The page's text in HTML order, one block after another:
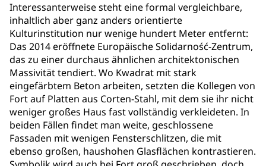
Interessanterweise steht eine formal vergleichbare,
inhaltlich aber ganz anders orientierte
Kulturinstitution nur wenige hundert Meter entfernt:
Das 2014 eröffnete Europäische Solidarność-Zentrum,
das zu einer durchaus ähnlichen architektonischen
Massivität tendiert. Wo Kwadrat mit stark
eingefärbtem Beton arbeiten, setzten die Kollegen von
Fort auf Platten aus Corten-Stahl, mit dem sie ihr nicht
weniger großes Haus fast vollständig verkleideten. In
beiden Fällen findet man weite, geschlossene
Fassaden mit wenigen Fensterschlitzen, die mit
ebenso großen, haushohen Glasflächen kontrastieren.